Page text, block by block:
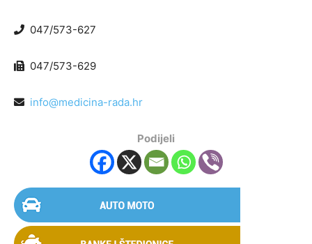
047/573-627
047/573-629
info@medicina-rada.hr
Podijeli